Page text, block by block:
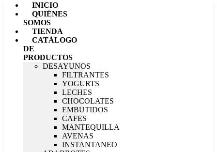
INICIO
QUIÉNES
SOMOS
TIENDA
CATÁLOGO
DE
PRODUCTOS
DESAYUNOS
FILTRANTES
YOGURTS
LECHES
CHOCOLATES
EMBUTIDOS
CAFES
MANTEQUILLA
AVENAS
INSTANTANEO